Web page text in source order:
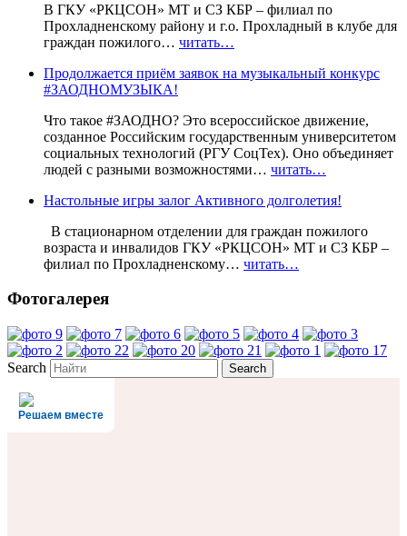
В ГКУ «РКЦСОН» МТ и СЗ КБР – филиал по
Прохладненскому району и г.о. Прохладный в клубе для
граждан пожилого… читать…
Продолжается приём заявок на музыкальный конкурс
#ЗАОДНОМУЗЫКА!
Что такое #ЗАОДНО? Это всероссийское движение,
созданное Российским государственным университетом
социальных технологий (РГУ СоцТех). Оно объединяет
людей с разными возможностями… читать…
Настольные игры залог Активного долголетия!
В стационарном отделении для граждан пожилого
возраста и инвалидов ГКУ «РКЦСОН» МТ и СЗ КБР –
филиал по Прохладненскому… читать…
Фотогалерея
Search
Решаем вместе